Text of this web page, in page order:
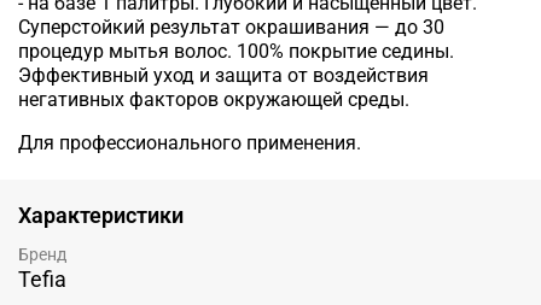
Суперстойкий результат окрашивания — до 30
процедур мытья волос. 100% покрытие седины.
Эффективный уход и защита от воздействия
негативных факторов окружающей среды.
Для профессионального применения.
Характеристики
Бренд
Tefia